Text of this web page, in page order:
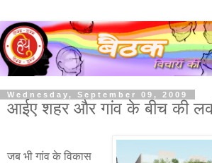
Wednesday, September 09, 2009
आईए शहर और गांव के बीच की
जब भी गांव के विकास